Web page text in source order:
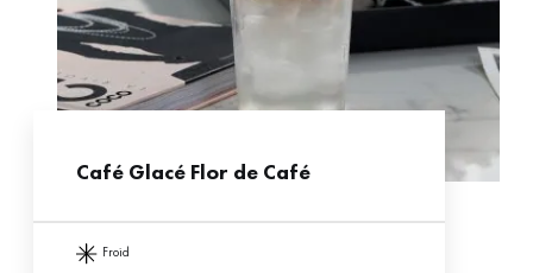
Café Glacé Flor de Café
froid